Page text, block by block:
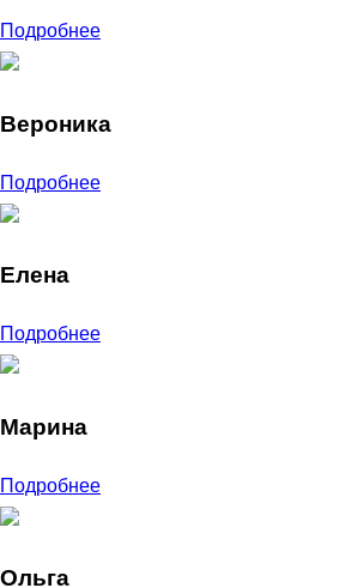
Подробнее
Вероника
Подробнее
Елена
Подробнее
Марина
Подробнее
Ольга